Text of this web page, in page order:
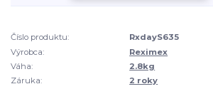
Číslo produktu:
RxdayS635
Výrobca:
Reximex
Váha:
2.8kg
Záruka:
2 roky